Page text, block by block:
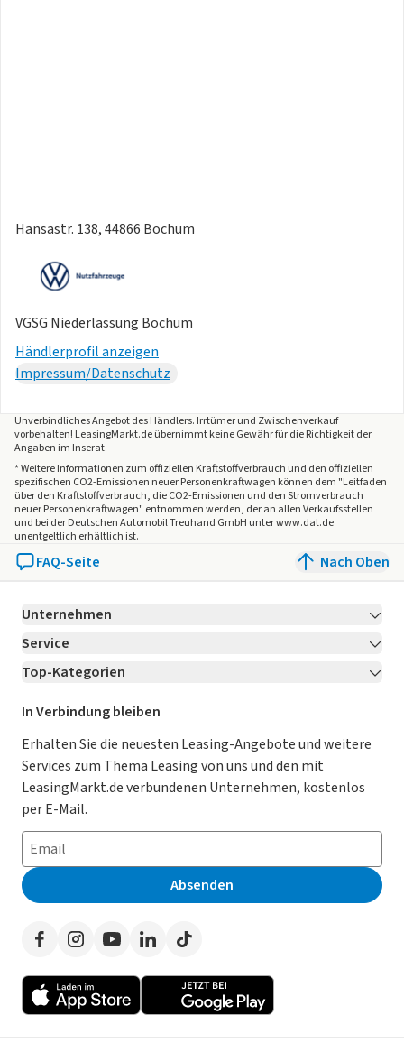
Hansastr. 138, 44866 Bochum
VGSG Niederlassung Bochum
Händlerprofil anzeigen
Impressum/Datenschutz
Unverbindliches Angebot desHändlers. Irrtümer und Zwischenverkauf
vorbehalten! LeasingMarkt.de übernimmt keine Gewähr für die Richtigkeit der
Angaben im Inserat.
* Weitere Informationen zum offiziellen Kraftstoffverbrauch und den offiziellen
spezifischen CO2-Emissionen neuer Personenkraftwagen können dem "Leitfaden
über den Kraftstoffverbrauch, die CO2-Emissionen und den Stromverbrauch
neuer Personenkraftwagen" entnommen werden, der an allen Verkaufsstellen
und bei der Deutschen Automobil Treuhand GmbH unter www.dat.de
unentgeltlich erhältlich ist.
FAQ-Seite Nach Oben
Unternehmen
Über LeasingMarkt.de
Karriere Jetzt bewerben!
Für Händler
Kooperation mit AutoScout24
AGB
Datenschutz
Impressum
Erklärung zur Barrierefreiheit
Presse
Service
Kontakt
Ratgeber
Magazin
Datenschutz-Einstellungen
So funktioniert’s
Häufig gestellte Fragen
Leasing-Lexikon
Auto-Tests
Werben auf LeasingMarkt.de
Top-Kategorien
Leasing Deals
Gebrauchtwagen Leasing
Leasing ohne Anzahlung
E-Auto Leasing
Privatleasing
Leasing-Vergleiche
Herstellerverzeichnis
Händlerverzeichnis
In Verbindung bleiben
Erhalten Sie die neuesten Leasing-Angebote und weitere
Services zum Thema Leasing von uns und den mit
LeasingMarkt.de verbundenen Unternehmen, kostenlos
per E-Mail.
Absenden